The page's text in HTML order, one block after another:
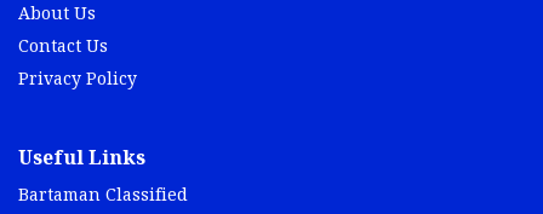
About Us
Contact Us
Privacy Policy
Useful Links
Bartaman Classified